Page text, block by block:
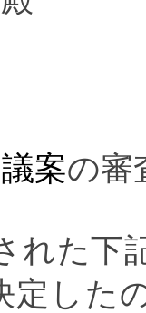
議案の審
れた下
定した